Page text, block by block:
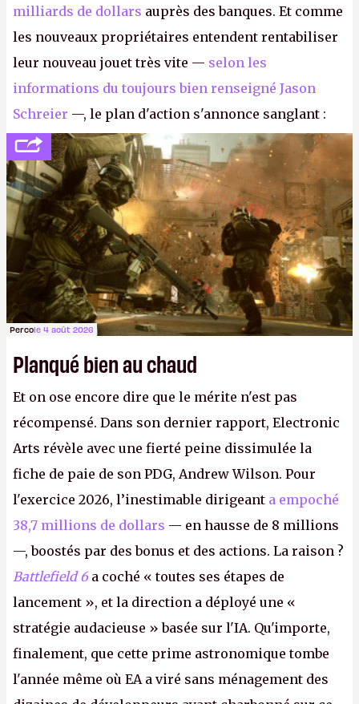
milliards de dollars auprès des banques. Et comme
les nouveaux propriétaires entendent rentabiliser
leur nouveau jouet très vite — selon les
informations du toujours bien renseigné Jason
Schreier —, le plan d'action s'annonce sanglant :
réductions de coûts drastiques, fermetures de
studios et licenciements massifs. En gros, essorer
FCetBattlefield, puis virer le reste.P.
Percole 4 août 2026
Planqué bien au chaud
Et on ose encore dire que le mérite n'est pas
récompensé. Dans son dernier rapport, Electronic
Arts révèle avec une fierté peine dissimulée la
fiche de paie de son PDG, Andrew Wilson. Pour
l'exercice 2026, l’inestimable dirigeant a empoché
38,7 millions de dollars — en hausse de 8 millions
—, boostés par des bonus et des actions. La raison ?
Battlefield 6 a coché « toutes ses étapes de
lancement », et la direction a déployé une «
stratégie audacieuse » basée sur l'IA. Qu'importe,
finalement, que cette prime astronomique tombe
l'année même où EA a viré sans ménagement des